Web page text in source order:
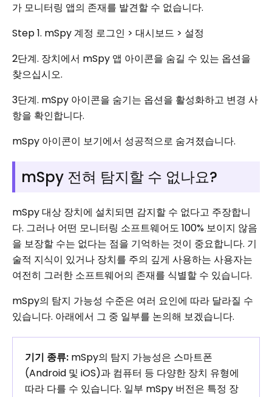
가 모니터링 앱의 존재를 발견할 수 없습니다.
Step 1. mSpy 계정 로그인 > 대시보드 > 설정
2단계. 장치에서 mSpy 앱 아이콘을 숨길 수 있는 옵션을
찾으십시오.
3단계. mSpy 아이콘을 숨기는 옵션을 활성화하고 변경 사
항을 확인합니다.
mSpy 아이콘이 보기에서 성공적으로 숨겨졌습니다.
mSpy 전혀 탐지할 수 없나요?
mSpy 대상 장치에 설치되면 감지할 수 없다고 주장합니
다. 그러나 어떤 모니터링 소프트웨어도 100% 보이지 않음
을 보장할 수는 없다는 점을 기억하는 것이 중요합니다. 기
술적 지식이 있거나 장치를 주의 깊게 사용하는 사용자는
여전히 그러한 소프트웨어의 존재를 식별할 수 있습니다.
mSpy의 탐지 가능성 수준은 여러 요인에 따라 달라질 수
있습니다. 아래에서 그 중 일부를 논의해 보겠습니다.
기기 종류: mSpy의 탐지 가능성은 스마트폰
(Android 및 iOS)과 컴퓨터 등 다양한 장치 유형에
따라 다를 수 있습니다. 일부 mSpy 버전은 특정 장